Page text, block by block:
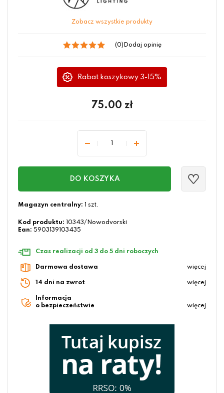
Zobacz wszystkie produkty
(0) Dodaj opinię
Rabat koszykowy 3-15%
75.00 zł
DO KOSZYKA
Magazyn centralny: 1 szt.
Kod produktu:
10343/Nowodvorski
Ean: 5903139103435
Czas realizacji od 3 do 5 dni roboczych
Darmowa dostawa więcej
14 dni na zwrot więcej
Informacja
o bezpieczeństwie
więcej